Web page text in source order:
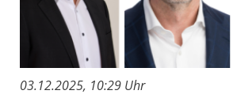
03.12.2025, 10:29 Uhr